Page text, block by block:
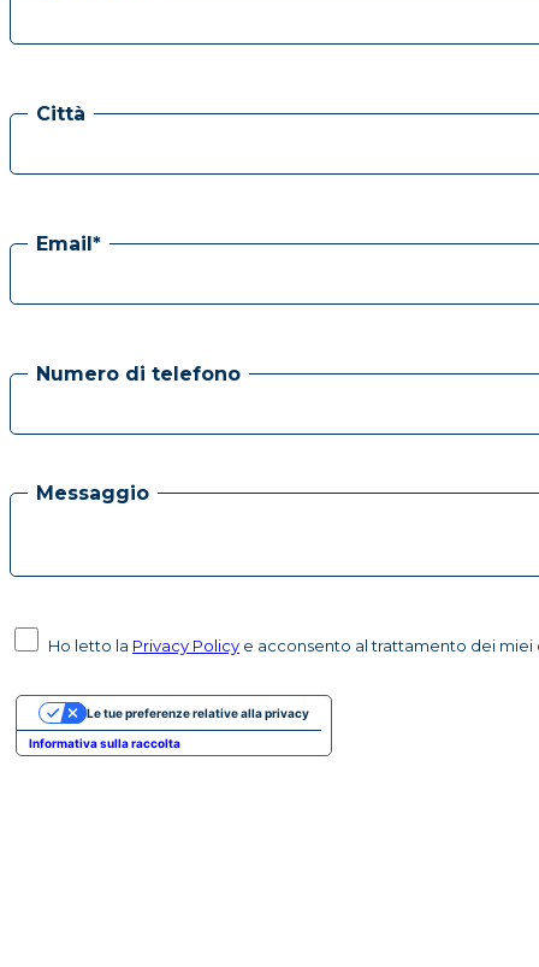
Città
Email*
Numero di telefono
Messaggio
Ho letto la Privacy Policy e acconsento al trattamento dei miei
Informativa sulla raccolta
Le tue preferenze relative alla privacy